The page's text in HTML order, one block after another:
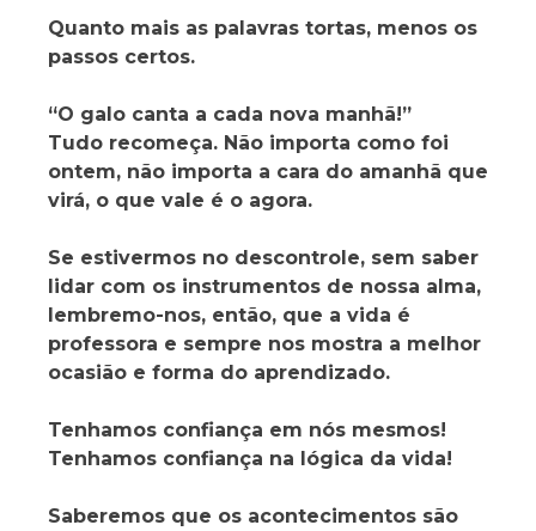
Quanto mais as palavras tortas, menos os
passos certos.
“O galo canta a cada nova manhã!”
Tudo recomeça. Não importa como foi
ontem, não importa a cara do amanhã que
virá, o que vale é o agora.
Se estivermos no descontrole, sem saber
lidar com os instrumentos de nossa alma,
lembremo-nos, então, que a vida é
professora e sempre nos mostra a melhor
ocasião e forma do aprendizado.
Tenhamos confiança em nós mesmos!
Tenhamos confiança na lógica da vida!
Saberemos que os acontecimentos são